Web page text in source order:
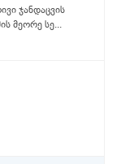
ჯანდაცვის
მეორე სე...